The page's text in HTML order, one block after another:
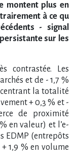
montent plus en
à ce qu​
- signal
sur les
contrastée. Les
et de - 1,7 %
la totalité
+ 0,3 % et -
de proximité
en valeur) et l​‌’e-
EDMP (entrepôts
1,9 % en volume